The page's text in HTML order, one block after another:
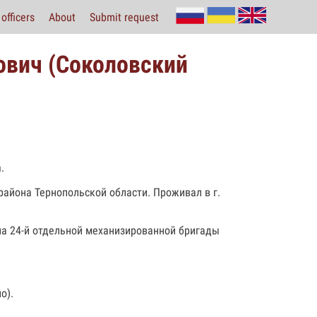
About Submit request
(Соколовский
Тернопольской области. Проживал в г.
24-й отдельной механизированной бригады